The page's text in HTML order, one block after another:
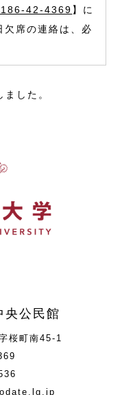
42-4369 】に
欠席の連絡は、必
した。
央公民館
桜町南45-1